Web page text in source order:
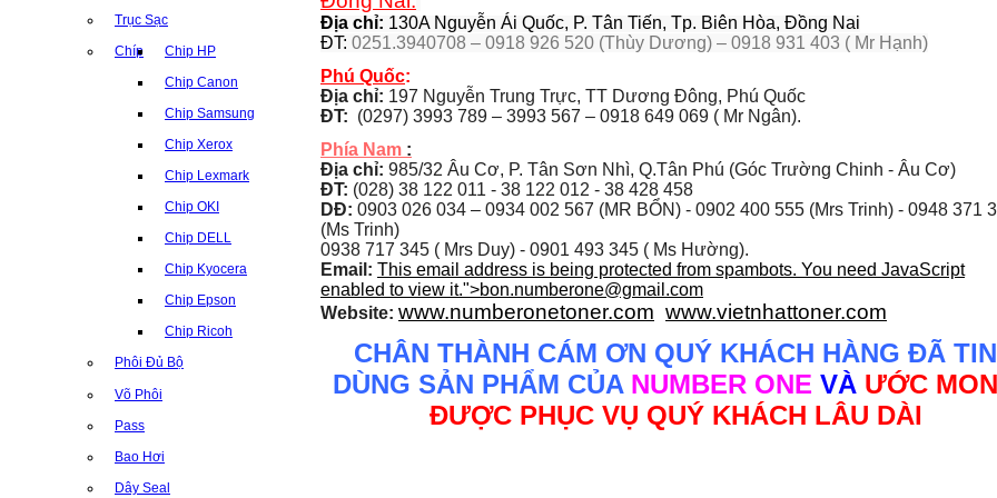
Trục Sạc
Chíp Chip HP
Chip Canon
Chip Samsung
Chip Xerox
Chip Lexmark
Chip OKI
Chip DELL
Chip Kyocera
Chip Epson
Chip Ricoh
Phôi Đủ Bộ
Võ Phôi
Pass
Bao Hơi
Dây Seal
Địa chỉ: 130A Nguyễn Ái Quốc, P. Tân Tiến, Tp. Biên Hòa, Đồng Nai
ĐT: 0251.3940708 – 0918 926 520 (Thùy Dương) – 0918 931 403 ( Mr Hạnh)
Phú Quốc:
Địa chỉ: 197 Nguyễn Trung Trực, TT Dương Đông, Phú Quốc
ĐT: (0297) 3993 789 – 3993 567 – 0918 649 069 ( Mr Ngân).
Phía Nam :
Địa chỉ: 985/32 Âu Cơ, P. Tân Sơn Nhì, Q.Tân Phú (Góc Trường Chinh - Âu Cơ)
ĐT: (028) 38 122 011 - 38 122 012 - 38 428 458
DĐ: 0903 026 034 – 0934 002 567 (MR BỔN) - 0902 400 555 (Mrs Trinh) - 0948 371
(Ms Trinh)
0938 717 345 ( Mrs Duy) - 0901 493 345 ( Ms Hường).
Email: This email address is being protected from spambots. You need JavaScript
enabled to view it.">bon.numberone@gmail.com
Website: www.numberonetoner.com www.vietnhattoner.com
CHÂN THÀNH CÁM ƠN QUÝ KHÁCH HÀNG ĐÃ TIN
DÙNG SẢN PHẨM CỦA NUMBER ONE VÀ ƯỚC
ĐƯỢC PHỤC VỤ QUÝ KHÁCH LÂU DÀI